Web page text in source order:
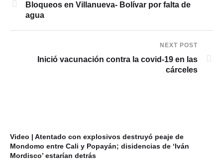
Bloqueos en Villanueva- Bolívar por falta de
agua
NEXT POST
Inició vacunación contra la covid-19 en las
cárceles
Video | Atentado con explosivos destruyó peaje de
Mondomo entre Cali y Popayán; disidencias de ‘Iván
Mordisco’ estarían detrás